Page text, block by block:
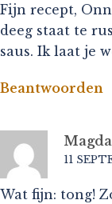
Fijn recept,
deeg staat te
saus. Ik laat je
Beantwoorden
11
Wat fijn: tong!